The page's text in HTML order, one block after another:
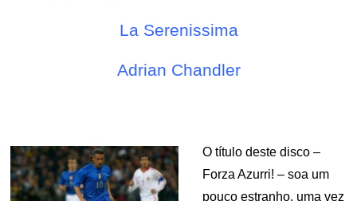
La Serenissima
Adrian Chandler
O título deste disco –
Forza Azurri! – soa um
pouco estranho, uma vez